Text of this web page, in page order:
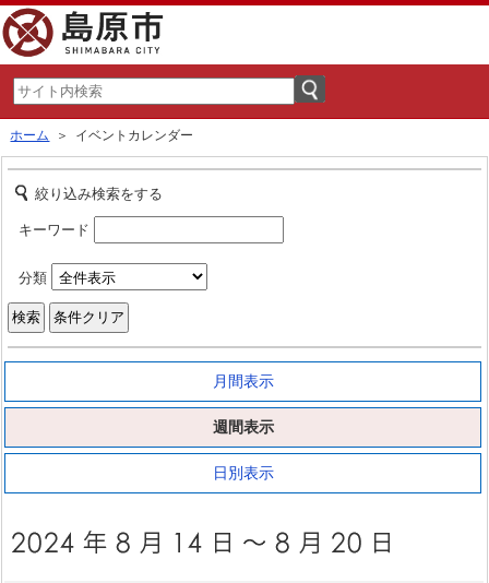
ホーム ＞ イベントカレンダー
絞り込み検索をする
キーワード
分類
月間表示
週間表示
日別表示